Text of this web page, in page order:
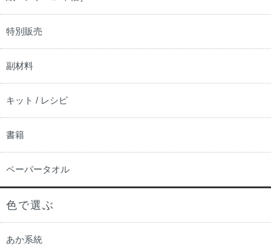
特別販売
副材料
キット / レシピ
書籍
ペーパータオル
色で選ぶ
あか系統